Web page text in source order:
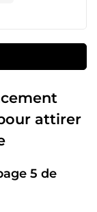
attirer
5 de